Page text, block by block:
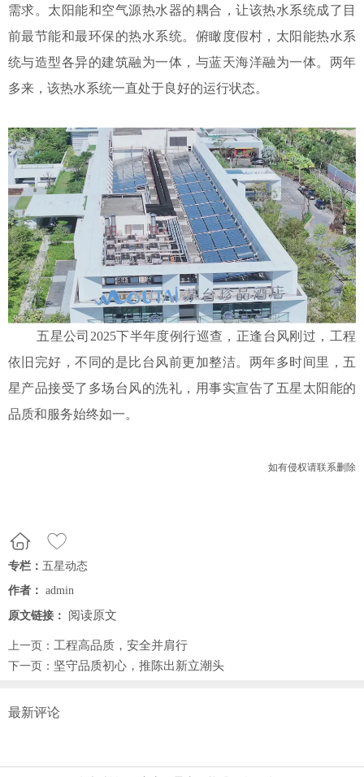
需求。太阳能和空气源热水器的耦合，让该热水系统成了目
前最节能和最环保的热水系统。俯瞰度假村，太阳能热水系
统与造型各异的建筑融为一体，与蓝天海洋融为一体。两年
多来，该热水系统一直处于良好的运行状态。
五星公司2025下半年度例行巡查，正逢台风刚过，工程
依旧完好，不同的是比台风前更加整洁。两年多时间里，五
星产品接受了多场台风的洗礼，用事实宣告了五星太阳能的
品质和服务始终如一。
如有侵权请联系删除
专栏： 五星动态
作者： admin
原文链接： 阅读原文
上一页： 工程高品质，安全并肩行
下一页： 坚守品质初心，推陈出新立潮头
最新评论